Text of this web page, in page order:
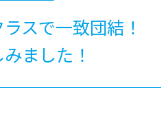
スで一致団結！
ました！